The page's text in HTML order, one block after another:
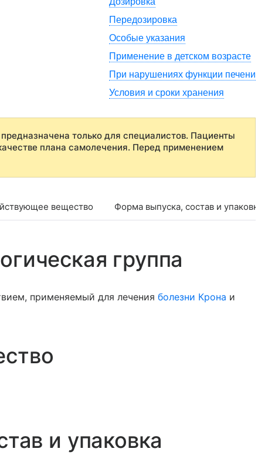
Передозировка
Особые указания
Применение в детском возрасте
При нарушениях функции печени
Условия и сроки хранения
только для специалистов. Пациенты
плана самолечения. Перед применением
вещество Форма выпуска, состав и упаковка
группа
применяемый для лечения болезни Крона и
и упаковка